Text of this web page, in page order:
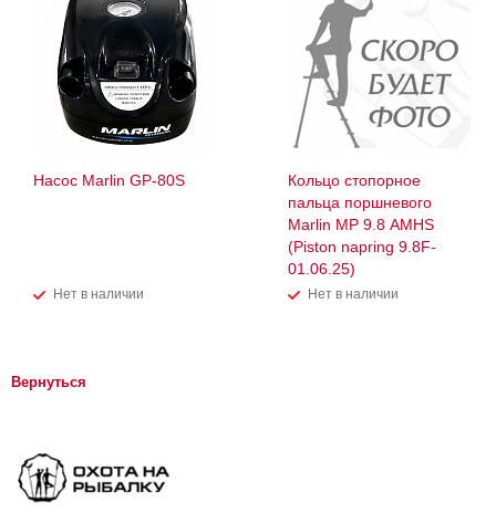
Насос Marlin GP-80S
Нет в наличии
Кольцо стопорное
пальца поршневого
Marlin MP 9.8 AMHS
(Piston napring 9.8F-
01.06.25)
Нет в наличии
Вернуться